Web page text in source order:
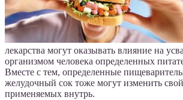
лекарства могут оказывать влияние на
организмом человека определенных
Вместе с тем, определенные
желудочный сок тоже могут изменить
применяемых внутрь.